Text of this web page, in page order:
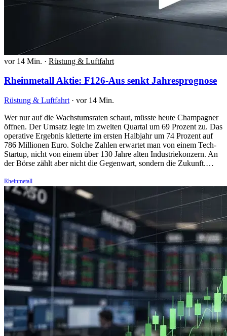
vor 14 Min. · Rüstung & Luftfahrt
Rheinmetall Aktie: F126-Aus senkt Jahresprognose
Rüstung & Luftfahrt · vor 14 Min.
Wer nur auf die Wachstumsraten schaut, müsste heute Champagner
öffnen. Der Umsatz legte im zweiten Quartal um 69 Prozent zu. Das
operative Ergebnis kletterte im ersten Halbjahr um 74 Prozent auf
786 Millionen Euro. Solche Zahlen erwartet man von einem Tech-
Startup, nicht von einem über 130 Jahre alten Industriekonzern. An
der Börse zählt aber nicht die Gegenwart, sondern die Zukunft.…
Rheinmetall